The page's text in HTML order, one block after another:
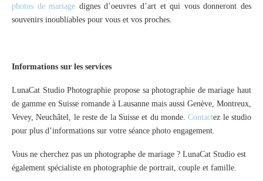
photos de mariage dignes d’oeuvres d’art et qui vous donneront des
souvenirs inoubliables pour vous et vos proches.
Informations sur les services
LunaCat Studio Photographie propose sa photographie de mariage haut
de gamme en Suisse romande à Lausanne mais aussi Genève, Montreux,
Vevey, Neuchâtel, le reste de la Suisse et du monde.Contactez le studio
pour plus d’informations sur votre séance photo engagement.
Vous ne cherchez pas un photographe de mariage ? LunaCat Studio est
également spécialiste en photographie de portrait, couple et famille.